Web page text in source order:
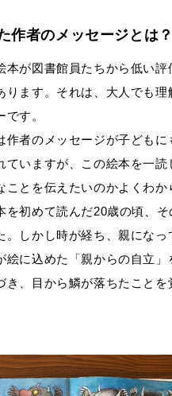
作者のメッセージとは？
本が図書館員たちから低い評
ります。それは、大人でも理
す。
作者のメッセージが子どもに
ていますが、この絵本を一読
ことを伝えたいのかよくわか
を初めて読んだ20歳の頃、
。しかし時が経ち、親になっ
絵に込めた「親からの自立」
き、目から鱗が落ちたことを